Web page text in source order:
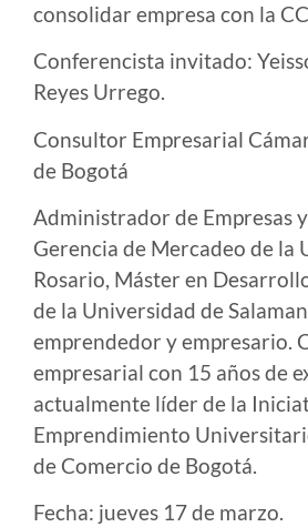
consolidar empresa con la
Conferencista invitado:
Reyes Urrego.
Consultor Empresarial
de Bogotá
Administrador de Empresas
Gerencia de Mercadeo de la
Rosario, Máster en
de la Universidad de
emprendedor y empresario.
empresarial con 15 años de
actualmente líder de la
Emprendimiento
de Comercio de Bogotá.
Fecha: jueves 17 de marzo.